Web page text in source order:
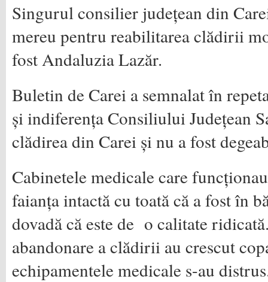
Singurul consilier județean din
mereu pentru reabilitarea clădirii
fost Andaluzia Lazăr.
Buletin de Carei a semnalat în
și indiferența Consiliului Județean
clădirea din Carei și nu a fost
Cabinetele medicale care
faianța intactă cu toată că a fost în
dovadă că este de o calitate
abandonare a clădirii au crescut
echipamentele medicale s-au